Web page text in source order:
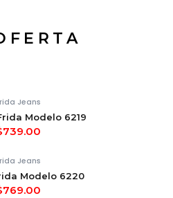
Jeans
Modelo 6219
739.00
Jeans
Modelo 6220
769.00